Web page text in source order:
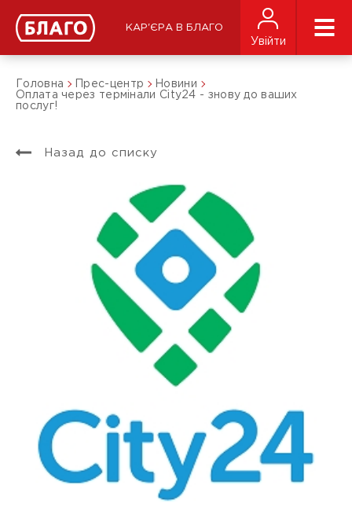
КАР'ЄРА В БЛАГО
Увійти
Головна Прес-центр
Новини
Оплата через термінали City24 - знову до ваших
послуг!
Назад до списку